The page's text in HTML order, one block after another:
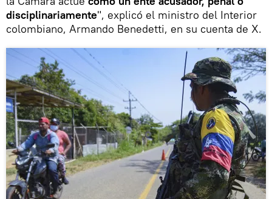
disciplinariamente", explicó el ministro del Interior
colombiano, Armando Benedetti, en su cuenta de X.